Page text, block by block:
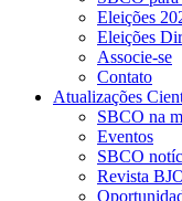
Eleições
Eleições
Associe-se
Contato
Atualizações
SBCO na
Eventos
SBCO
Revista